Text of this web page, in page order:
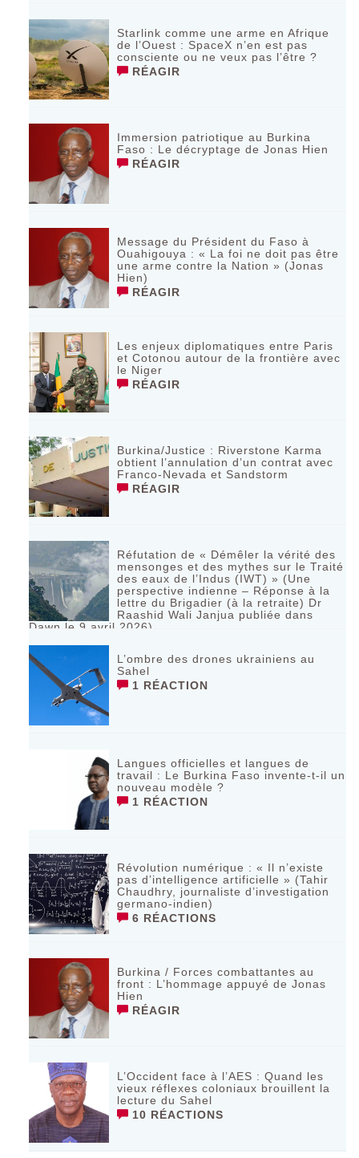
Starlink comme une arme en Afrique
de l’Ouest : SpaceX n’en est pas
consciente ou ne veux pas l’être ?
RÉAGIR
Immersion patriotique au Burkina
Faso : Le décryptage de Jonas Hien
RÉAGIR
Message du Président du Faso à
Ouahigouya : « La foi ne doit pas être
une arme contre la Nation » (Jonas
Hien)
RÉAGIR
Les enjeux diplomatiques entre Paris
et Cotonou autour de la frontière avec
le Niger
RÉAGIR
Burkina/Justice : Riverstone Karma
obtient l’annulation d’un contrat avec
Franco-Nevada et Sandstorm
RÉAGIR
Réfutation de « Démêler la vérité des
mensonges et des mythes sur le Traité
des eaux de l’Indus (IWT) » (Une
perspective indienne – Réponse à la
lettre du Brigadier (à la retraite) Dr
Raashid Wali Janjua publiée dans
Dawn le 9 avril 2026)
L’ombre des drones ukrainiens au
Sahel
1 RÉACTION
Langues officielles et langues de
travail : Le Burkina Faso invente-t-il un
nouveau modèle ?
1 RÉACTION
Révolution numérique : « Il n’existe
pas d’intelligence artificielle » (Tahir
Chaudhry, journaliste d’investigation
germano-indien)
6 RÉACTIONS
Burkina / Forces combattantes au
front : L’hommage appuyé de Jonas
Hien
RÉAGIR
L’Occident face à l’AES : Quand les
vieux réflexes coloniaux brouillent la
lecture du Sahel
10 RÉACTIONS